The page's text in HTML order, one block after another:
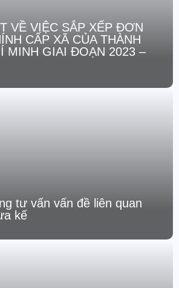
VỀ VIỆC SẮP XẾP ĐƠN
CẤP XÃ CỦA THÀNH
MINH GIAI ĐOẠN 2023 –
tư vấn vấn đề liên quan
kế